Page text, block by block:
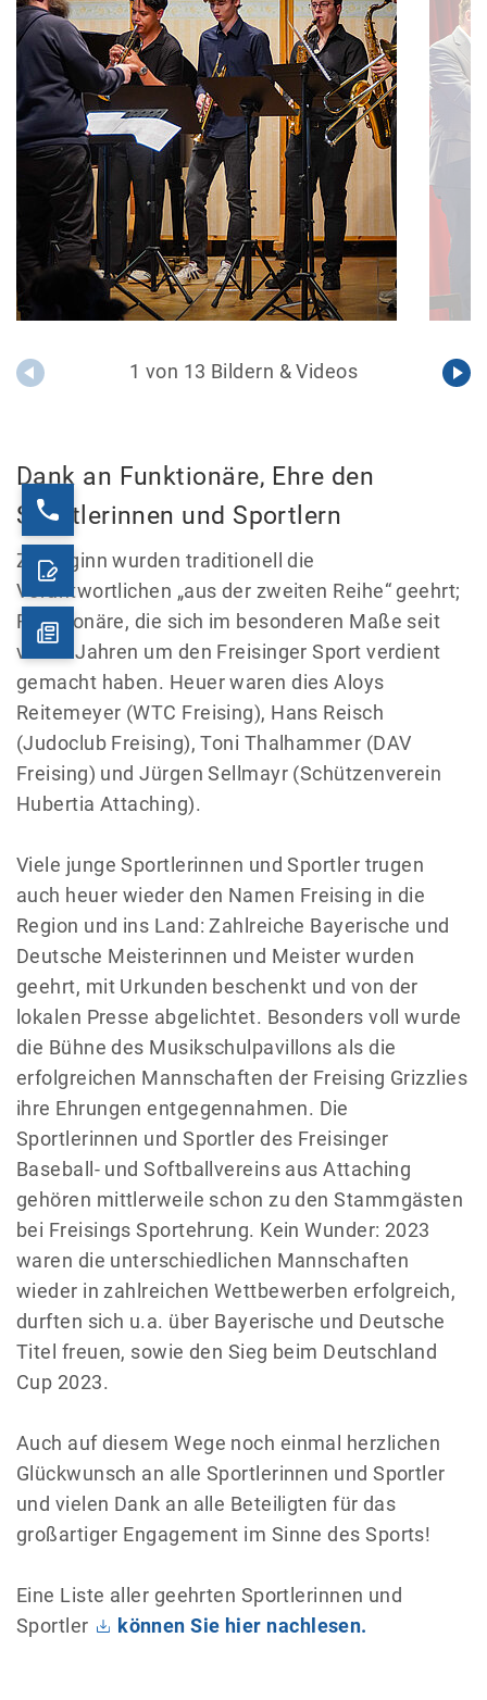
1 von 13 Bildern & Videos
Dank an Funktionäre, Ehre den
Sportlerinnen und Sportlern
Zu Beginn wurden traditionell die
Verantwortlichen „aus der zweiten Reihe“ geehrt;
Funktionäre, die sich im besonderen Maße seit
vielen Jahren um den Freisinger Sport verdient
gemacht haben. Heuer waren dies Aloys
Reitemeyer (WTC Freising), Hans Reisch
(Judoclub Freising), Toni Thalhammer (DAV
Freising) und Jürgen Sellmayr (Schützenverein
Hubertia Attaching).
Viele junge Sportlerinnen und Sportler trugen
auch heuer wieder den Namen Freising in die
Region und ins Land: Zahlreiche Bayerische und
Deutsche Meisterinnen und Meister wurden
geehrt, mit Urkunden beschenkt und von der
lokalen Presse abgelichtet. Besonders voll wurde
die Bühne des Musikschulpavillons als die
erfolgreichen Mannschaften der Freising Grizzlies
ihre Ehrungen entgegennahmen. Die
Sportlerinnen und Sportler des Freisinger
Baseball- und Softballvereins aus Attaching
gehören mittlerweile schon zu den Stammgästen
bei Freisings Sportehrung. Kein Wunder: 2023
waren die unterschiedlichen Mannschaften
wieder in zahlreichen Wettbewerben erfolgreich,
durften sich u.a. über Bayerische und Deutsche
Titel freuen, sowie den Sieg beim Deutschland
Cup 2023.
Auch auf diesem Wege noch einmal herzlichen
Glückwunsch an alle Sportlerinnen und Sportler
und vielen Dank an alle Beteiligten für das
großartiger Engagement im Sinne des Sports!
Eine Liste aller geehrten Sportlerinnen und
Sportler
können Sie hier nachlesen.